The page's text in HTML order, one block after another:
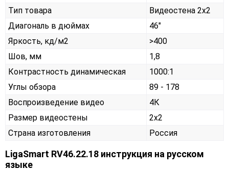
Тип товара
Видеостена 2х2
Диагональ в дюймах
46"
Яркость, кд/м2
>400
Шов, мм
1,8
Контрастность динамическая
1000:1
Углы обзора
89 - 178
Воспроизведение видео
4К
Размер видеостены
2x2
Страна изготовления
Россия
LigaSmart RV46.22.18 инструкция на русском
языке